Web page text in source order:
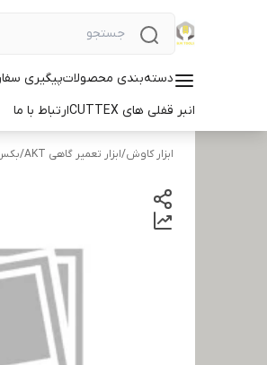
دسته‌بندی محصولاتپیگیری
انبر قفلی های CUTTEX
ارتباط با ما
ابزار کاوش/ابزار تعمیر گاهی AKT /